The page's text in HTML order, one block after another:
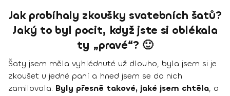
Jak probíhaly zkoušky svatebních šatů?
Jaký to byl pocit, když jste si oblékala
ty „pravé“? 🙂
Šaty jsem měla vyhlédnuté už dlouho, byla jsem si je
zkoušet u jedné paní a hned jsem se do nich
zamilovala. Byly přesně takové, jaké jsem chtěla, a